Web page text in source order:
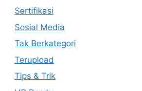
Sertifikasi
Sosial Media
Tak Berkategori
Terupload
Tips & Trik